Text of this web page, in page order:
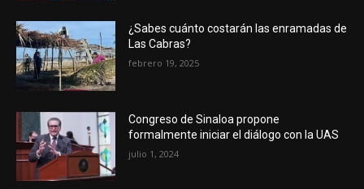
¿Sabes cuánto costarán las enramadas de
Las Cabras?
febrero 19, 2025
Congreso de Sinaloa propone
formalmente iniciar el diálogo con la UAS
julio 1, 2024